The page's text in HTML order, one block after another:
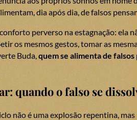
dia após dia, de falsos
perverso na estagnação: ela
os mesmos gestos, tomar as
Buda,quem se alimenta de
quando o falso se
não é uma explosão repentina,